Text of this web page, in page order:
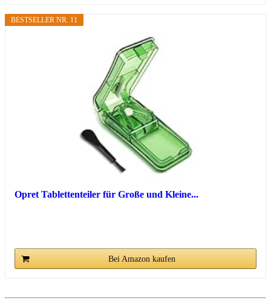
BESTSELLER NR. 11
Opret Tablettenteiler für Große und Kleine...
Bei Amazon kaufen